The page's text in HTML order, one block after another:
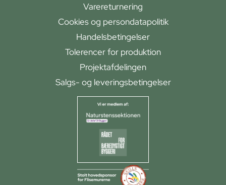
Varereturnering
Cookies og persondatapolitik
Handelsbetingelser
Tolerencer for produktion
Projektafdelingen
Salgs- og leveringsbetingelser